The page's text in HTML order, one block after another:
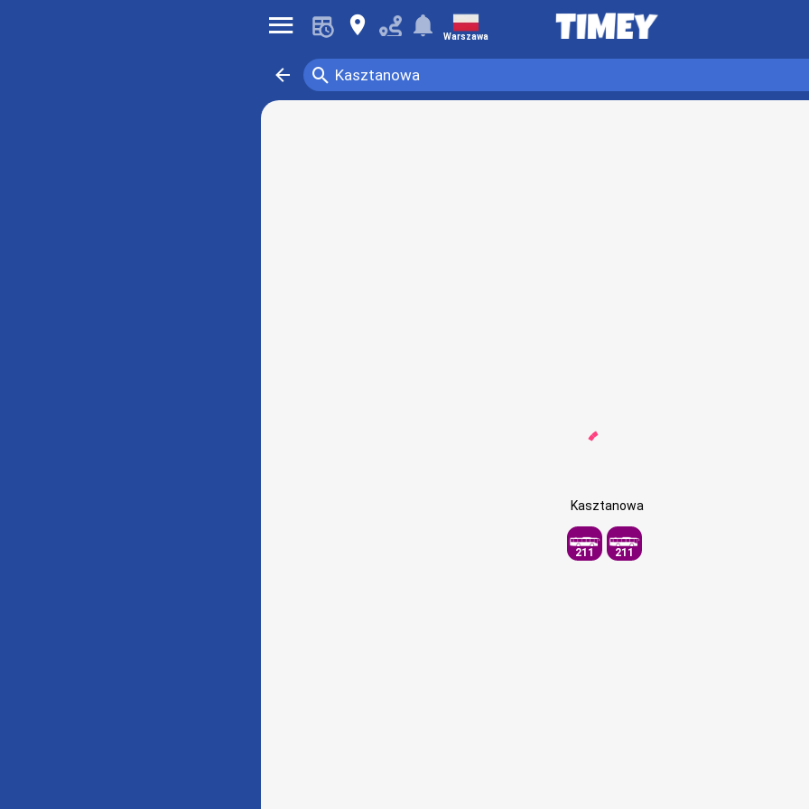
󰍜 󰍎 󰂚 Warszawa
󰁍 Kasztanowa
󰍉
Kasztanowa
211 211